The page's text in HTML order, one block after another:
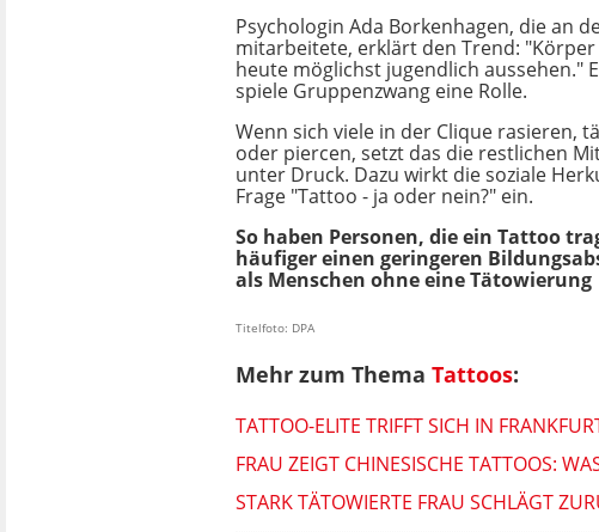
Psychologin Ada Borkenhagen, die an
mitarbeitete, erklärt den Trend: "Körper
heute möglichst jugendlich aussehen."
spiele Gruppenzwang eine Rolle.
Wenn sich viele in der Clique rasieren,
oder piercen, setzt das die restlichen
unter Druck. Dazu wirkt die soziale
Frage "Tattoo - ja oder nein?" ein.
So haben Personen, die ein Tattoo
häufiger einen geringeren
als Menschen ohne eine Tätowierung
Titelfoto: DPA
Mehr zum Thema Tattoos:
TATTOO-ELITE TRIFFT SICH IN
FRAU ZEIGT CHINESISCHE TATTOOS:
STARK TÄTOWIERTE FRAU SCHLÄGT